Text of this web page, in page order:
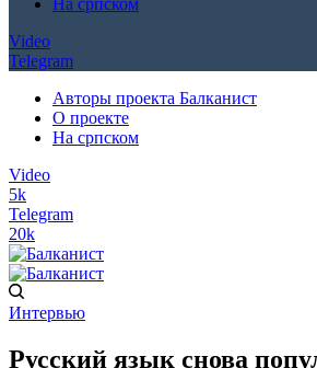
На српском
Video
Telegram
Авторы проекта Балканист
О проекте
На српском
Video
5k
Telegram
20k
Интервью
Русский язык снова